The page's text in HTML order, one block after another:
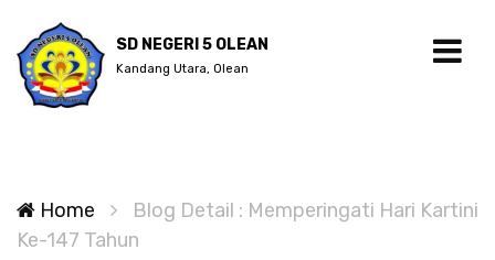
SD NEGERI 5 OLEAN
Kandang Utara, Olean
Home
Blog Detail : Memperingati Hari Kartini
Ke-147 Tahun